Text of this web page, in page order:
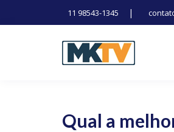
11 98543-1345 |
Qual a